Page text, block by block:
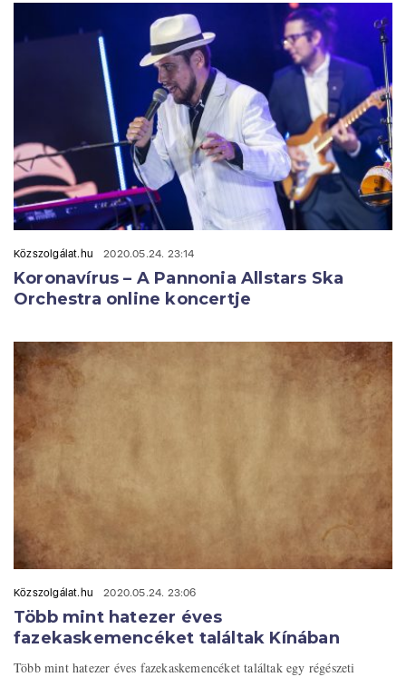
Közszolgálat.hu 2020.05.24. 23:14
Koronavírus – A Pannonia Allstars Ska
Orchestra online koncertje
Közszolgálat.hu 2020.05.24. 23:06
Több mint hatezer éves
fazekaskemencéket találtak Kínában
Több mint hatezer éves fazekaskemencéket találtak egy régészeti